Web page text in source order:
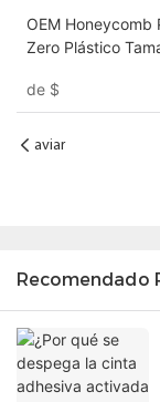
OEM Honeycomb
Zero Plástico
de $
aviar
Recomendado